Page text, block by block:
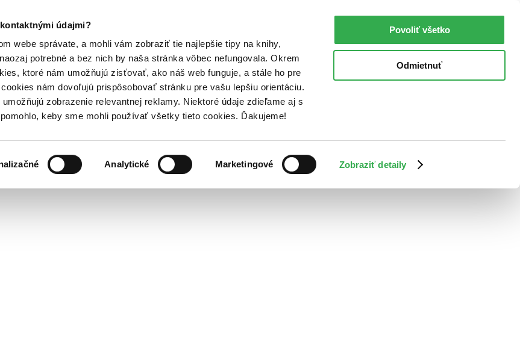
údajmi?
webe správate, a mohli vám zobraziť tie najlepšie tipy na knihy,
potrebné a bez nich by naša stránka vôbec nefungovala. Okrem
ktoré nám umožňujú zisťovať, ako náš web funguje, a stále ho pre
nám dovoľujú prispôsobovať stránku pre vašu lepšiu orientáciu.
zobrazenie relevantnej reklamy. Niektoré údaje zdieľame aj s
keby sme mohli používať všetky tieto cookies. Ďakujeme!
Analytické Marketingové Zobraziť detaily
Povoliť všetko
Odmietnuť